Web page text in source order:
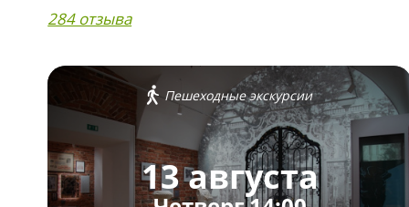
284 отзыва
Пешеходные экскурсии
13 августа